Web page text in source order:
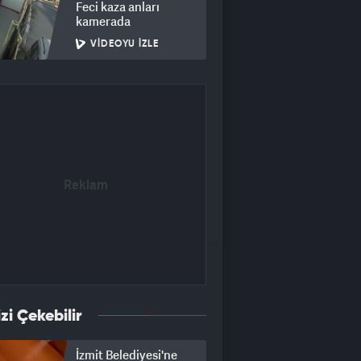
Feci kaza anları
kamerada
VIDEOYU İZLE
Çekebilir
İzmit Belediyesi'ne